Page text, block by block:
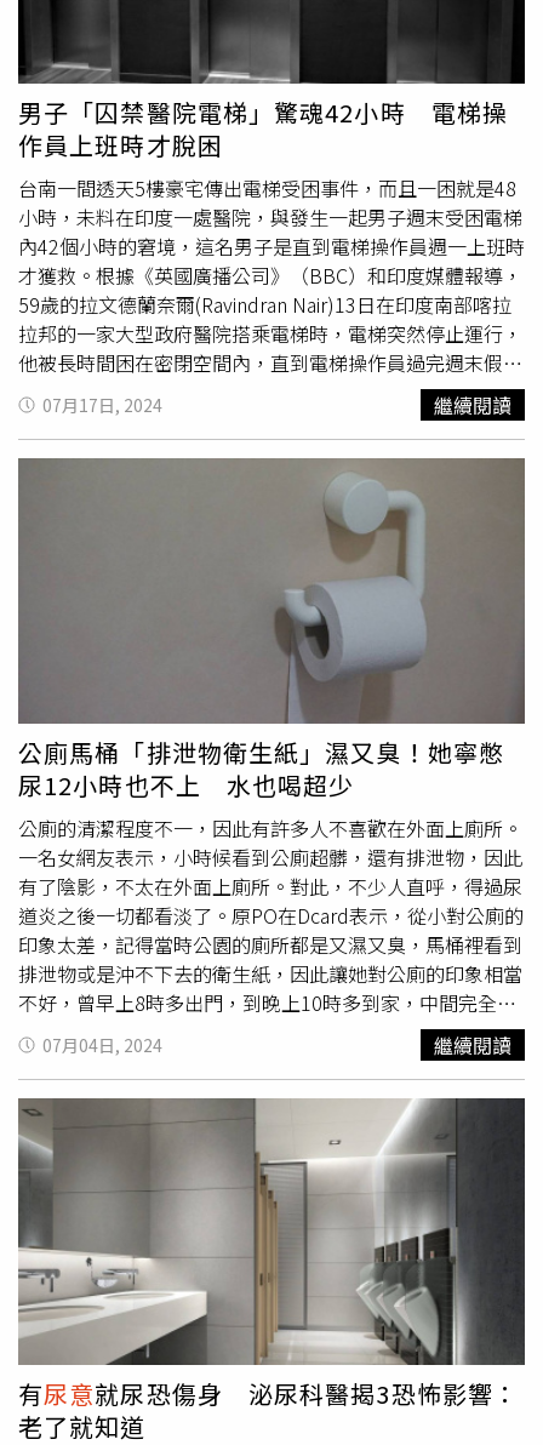
成汗液蒸發了。」也有網友透露，「富士山下山路徑就是這
樣，我看到差點瘋掉，富士山又光禿禿的，連想躲去樹林裡
解放都不行」、「其實不會，這在爬山時很方便，提醒我接
下來的路段有廁所，可以安心喝水」、「陽明山有類似的，
然後你肚子痛想去廁所，走了20分鐘卻發現跟廁所的距離多
了100公尺」、「京都人的潛台詞：不要找廁所了！看看附
近有什麼適合解放的地方吧！」
男子「囚禁醫院電梯」驚魂42小時 電梯操
作員上班時才脫困
台南一間透天5樓豪宅傳出電梯受困事件，而且一困就是48
小時，未料在印度一處醫院，與發生一起男子週末受困電梯
內42個小時的窘境，這名男子是直到電梯操作員週一上班時
才獲救。根據《英國廣播公司》（BBC）和印度媒體報導，
59歲的拉文德蘭奈爾(Ravindran Nair)13日在印度南部喀拉
拉邦的一家大型政府醫院搭乘電梯時，電梯突然停止運行，
他被長時間困在密閉空間內，直到電梯操作員過完週末假
期，15日回來上班，奈爾才被發現並獲救。據奈爾表示，當
他被困住時，曾嘗試撥打電梯內提供的緊急電話號碼，但沒
有人回應，他甚至嘗試打給在醫院內工作的妻子以及「我能
想到的其他人」打電話，但電話都無法接通，「我開始驚
慌，開始敲打電梯門以引起注意。就在那時，我的手機掉到
了地板上並停止工作」。奈爾繼續表示，「我大聲呼救，試
著用手打開門。電梯內漆黑一片，幸好有足夠的空氣呼
吸」。他在電梯裡踱來踱去，一次又一次地嘗試按著警鈴，
希望它會響起並引起注意，但仍無濟於事。奈爾指出，幾個
月前他在浴室摔倒並出現背痛的情況，於是他開始定期到妻
子工作的醫院進行復健，「隨著時間流逝，我不知道是白天
還是黑夜，因為電梯內是漆黑的。當我累了的時候，我就睡
在電梯角落，若是有尿意，則是到另一個角落去撒尿或排
便」。「我開始懷疑我是否會死在電梯裡。我擔心我的妻子
和孩子，想到我已故的父母和祖先。但後來，我告訴自己必
須堅強」。奈爾表示，當下帶給他安慰的，是靠著背誦妻子
所寫的詩，所幸在（15日）週一早上6點左右，電梯操作員
回來上班，並打開電梯門，此時距離奈爾被困在電梯內已有
42 小時，而他獲救後所做的第一件事，就是打電話給妻
子，而妻子並不知道失蹤的丈夫居然被困在她所工作的地
點。奈爾的遭遇經媒體曝光後引起了廣泛關注，當地官員在
事後下令開展調查，並讓3名負責維修電梯的工作人員停
職，另據醫生表示，奈爾獲救後情況穩定。印度一名59歲男
子被困在醫院電梯內42小時，直至電梯操作員過完周末上班
才得救。（圖／翻攝自X）
07月17日, 2024 繼續閱讀
公廁馬桶「排泄物衛生紙」濕又臭！她寧憋
尿12小時也不上 水也喝超少
公廁的清潔程度不一，因此有許多人不喜歡在外面上廁所。
一名女網友表示，小時候看到公廁超髒，還有排泄物，因此
有了陰影，不太在外面上廁所。對此，不少人直呼，得過尿
道炎之後一切都看淡了。原PO在Dcard表示，從小對公廁的
印象太差，記得當時公園的廁所都是又濕又臭，馬桶裡看到
排泄物或是沖不下去的衛生紙，因此讓她對公廁的印象相當
不好，曾早上8時多出門，到晚上10時多到家，中間完全沒
有上廁所。原PO透露，當然有些地方的廁所可能還算乾
淨，例如捷運站、餐廳、咖啡廳等，自己也會趁能遇到相較
去得憋著氣，深怕聞到不想聞的味道，然後幾乎不換氣的情
況下，趕快尿完、趕快出來。不僅如此，她也提到，因為不
想在外如廁，會不自覺的降低飲水量，同事都嚇壞，說她是
駱駝，也會憋尿，例如預計兩小時後就會到家，即使已有
意，這兩小時還是會放棄在外如廁，一路憋回家，以上真是
不良示範。貼文一出引起討論，網友紛紛留言「憋到住一次
院就會放棄，在外面該上還是得上」、「討厭流動廁所真的
很髒」、「得過尿道炎之後一切都看淡了，會自備衛生紙跟
濕紙巾」、「公廁必定選蹲的，坐著的一律不上，就算酒精
消毒或是用坐墊紙也不敢坐」。
07月04日, 2024 繼續閱讀
有尿意就尿恐傷身 泌尿科醫揭3恐怖影響：
老了就知道